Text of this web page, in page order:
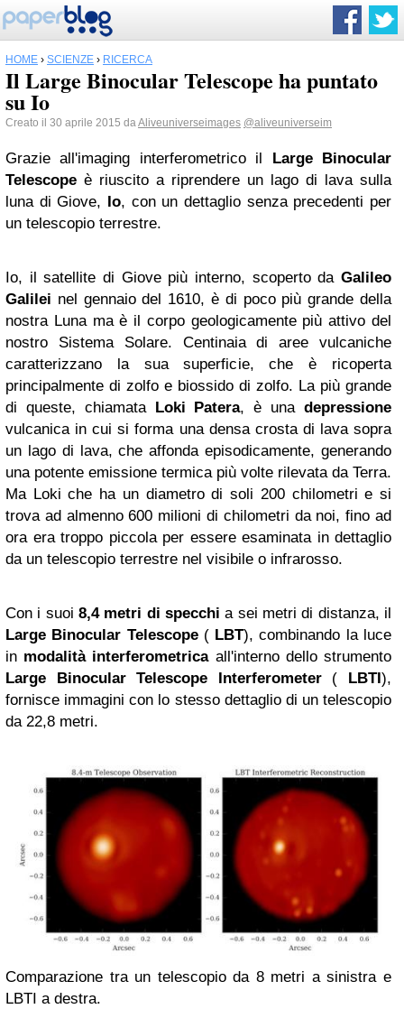
HOME › SCIENZE › RICERCA
Il Large Binocular Telescope ha puntato
su Io
Creato il 30 aprile 2015 daAliveuniverseimages @aliveuniverseim
Grazie all'imaging interferometrico il Large Binocular
Telescope è riuscito a riprendere un lago di lava sulla
luna di Giove, Io, con un dettaglio senza precedenti per
un telescopio terrestre.
Io, il satellite di Giove più interno, scoperto da Galileo
Galilei nel gennaio del 1610, è di poco più grande della
nostra Luna ma è il corpo geologicamente più attivo del
nostro Sistema Solare. Centinaia di aree vulcaniche
caratterizzano la sua superficie, che è ricoperta
principalmente di zolfo e biossido di zolfo. La più grande
di queste, chiamata Loki Patera, è unadepressione
vulcanica in cui si forma una densa crosta di lava sopra
un lago di lava, che affonda episodicamente, generando
una potente emissione termica più volte rilevata da Terra.
Ma Loki che ha un diametro di soli 200 chilometri e si
trova ad almenno 600 milioni di chilometri da noi, fino ad
ora era troppo piccola per essere esaminata in dettaglio
da un telescopio terrestre nel visibile o infrarosso.
Con i suoi 8,4 metri di specchi a sei metri di distanza, il
Large Binocular Telescope( LBT), combinando la luce
in modalità interferometricaall'interno dello strumento
Large Binocular Telescope Interferometer( LBTI),
fornisce immagini con lo stesso dettaglio di un telescopio
da 22,8 metri.
Comparazione tra un telescopio da 8 metri a sinistra e
LBTI a destra.